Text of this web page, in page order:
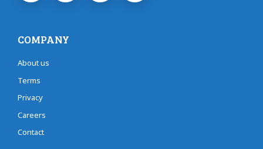
COMPANY
About us
Terms
Privacy
Careers
Contact